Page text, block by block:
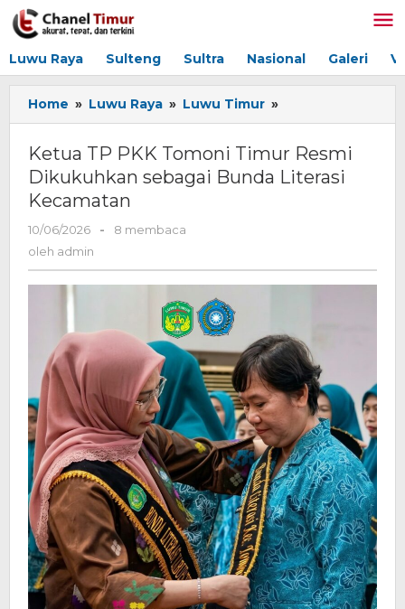
Lewati
ke
Luwu Raya Sulteng Sultra Nasional Galeri
Home » Luwu Raya » Luwu Timur »
TP
Tomoni
Timur
Literasi
Ketua TP PKK Tomoni Timur Resmi
Dikukuhkan sebagai Bunda Literasi
Kecamatan
10/06/2026
oleh
-
8 membaca
oleh admin